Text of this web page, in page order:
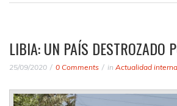
LIBIA: UN PAÍS DESTROZADO
25/09/2020 0 Comments in Actualidad